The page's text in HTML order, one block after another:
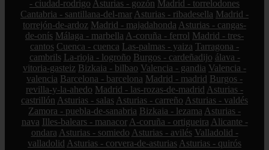
- ciudad-rodrigo Asturias - gozón Madrid - torrelodones
Cantabria - santillana-del-mar Asturias - ribadesella Madrid -
torrejón-de-ardoz Madrid - majadahonda Asturias - cangas-
de-onís Málaga - marbella A-coruña - ferrol Madrid - tres-
cantos Cuenca - cuenca Las-palmas - yaiza Tarragona -
cambrils La-rioja - logroño Burgos - cardeñadijo álava -
vitoria-gasteiz Bizkaia - bilbao Valencia - gandia Valencia -
valencia Barcelona - barcelona Madrid - madrid Burgos -
revilla-y-la-ahedo Madrid - las-rozas-de-madrid Asturias -
castrillón Asturias - salas Asturias - carreño Asturias - valdés
Zamora - puebla-de-sanabria Bizkaia - lezama Asturias -
nava Illes-balears - manacor A-coruña - ortigueira Alicante -
ondara Asturias - somiedo Asturias - avilés Valladolid -
valladolid Asturias - corvera-de-asturias Asturias - quirós